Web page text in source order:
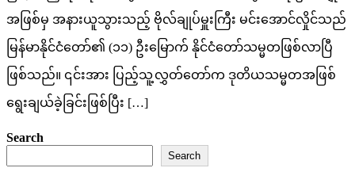
အဖြစ်မှ အနားယူသွားသည့် ဗိုလ်ချုပ်မှူးကြီး မင်းအောင်လှိုင်သည်
မြန်မာနိုင်ငံတော်၏ (၁၁) ဦးမြောက် နိုင်ငံတော်သမ္မတဖြစ်လာပြီ
ဖြစ်သည်။ ၎င်းအား ပြည့်သူ့လွှတ်တော်က ဒုတိယသမ္မတအဖြစ်
ရွေးချယ်ခဲ့ခြင်းဖြစ်ပြီး […]
Search
Search